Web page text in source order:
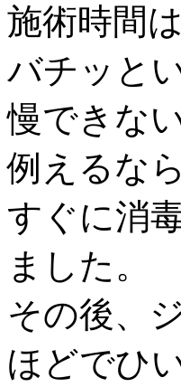
施術時間
バチッと
慢できな
例えるな
すぐに消
ました。
その後、
ほどでひ